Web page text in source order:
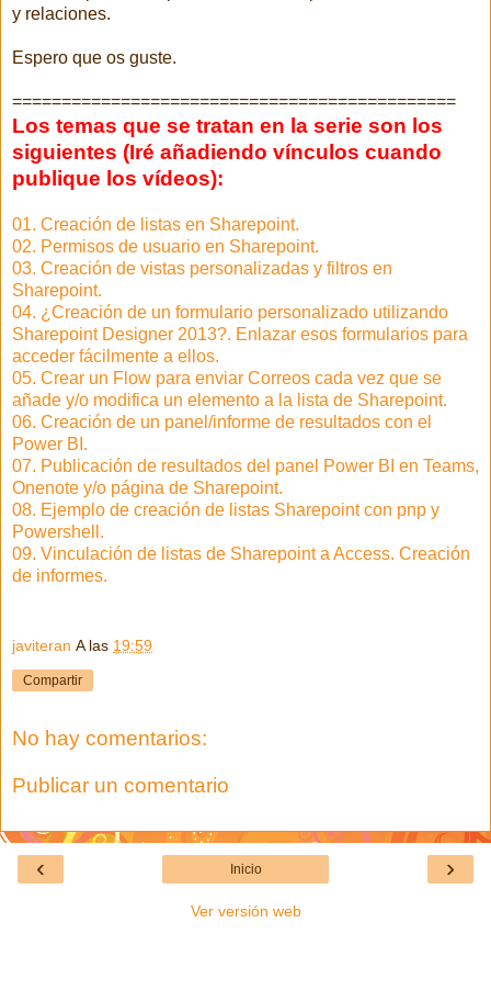
y relaciones.
Espero que os guste.
=============================================
Los temas que se tratan en la serie son los
siguientes (Iré añadiendo vínculos cuando
publique los vídeos):
01. Creación de listas en Sharepoint.
02. Permisos de usuario en Sharepoint.
03. Creación de vistas personalizadas y filtros en
Sharepoint.
04. ¿Creación de un formulario personalizado utilizando
Sharepoint Designer 2013?. Enlazar esos formularios para
acceder fácilmente a ellos.
05. Crear un Flow para enviar Correos cada vez que se
añade y/o modifica un elemento a la lista de Sharepoint.
06. Creación de un panel/informe de resultados con el
Power BI.
07. Publicación de resultados del panel Power BI en Teams,
Onenote y/o página de Sharepoint.
08. Ejemplo de creación de listas Sharepoint con pnp y
Powershell.
09. Vinculación de listas de Sharepoint a Access. Creación
de informes.
javiteran A las 19:59
Compartir
No hay comentarios:
Publicar un comentario
‹ ›
Inicio
Ver versión web